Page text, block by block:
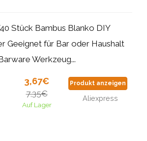
Stück Bambus Blanko DIY
Geeignet für Bar oder Haushalt
Werkzeug...
3,67€
7,35€
Auf Lager
Produkt anzeigen
Aliexpress